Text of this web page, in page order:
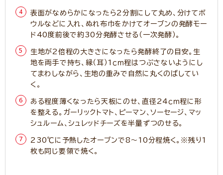
表面がなめらかになったら2分割にして丸め、分けてボ
ウルなどに入れ、ぬれ布巾をかけてオーブンの発酵モー
ド40度前後で約30分発酵させる（一次発酵）。
生地が2倍程の大きさになったら発酵終了の目安。生
地を両手で持ち、縁（耳）1ｃｍ程はつぶさないようにし
てまわしながら、生地の重みで自然に丸くのばしてい
く。
ある程度薄くなったら天板にのせ、直径24ｃｍ程に形
を整える。ガーリックトマト、ピーマン、ソーセージ、マッ
シュルーム、シュレッドチーズを半量ずつのせる。
230℃に予熱したオーブンで8～10分程焼く。※残り1
枚も同じ要領で焼く。